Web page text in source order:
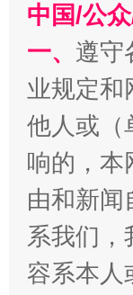
千
中国/公
一、 遵守
业规定和
他人或（
响的，本
由和新闻
系我们，
容系本人